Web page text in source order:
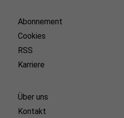
Abonnement
Cookies
RSS
Karriere
Über uns
Kontakt